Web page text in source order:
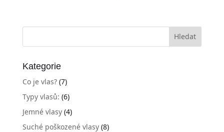
Kategorie
Co je vlas?(7)
Typy vlasů: (6)
Jemné vlasy(4)
Suché poškozené vlasy(8)